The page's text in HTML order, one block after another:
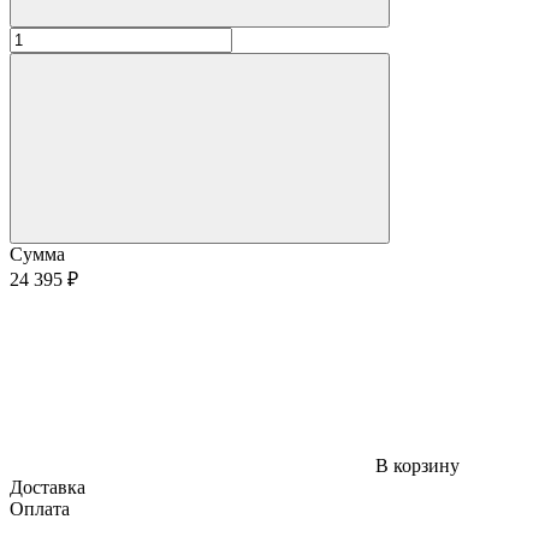
Сумма
24 395 ₽
В корзину
Доставка
Оплата